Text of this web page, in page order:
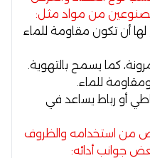
من مواد مثل:
لها أن تكون مقاومة للماء
كما يسمح بالتهوية.
للماء.
أو رباط يساعد في
من استخدامه والظروف
جوانب أدائه: